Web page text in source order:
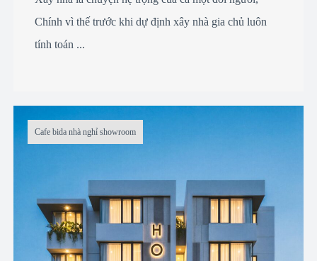
Chính vì thế trước khi dự định xây nhà gia chủ luôn
tính toán ...
Cafe bida nhà nghỉ showroom